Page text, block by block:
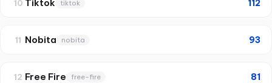
10 Tiktok tiktok 112
11 Nobita nobita 93
12 Free Fire free-fire 81